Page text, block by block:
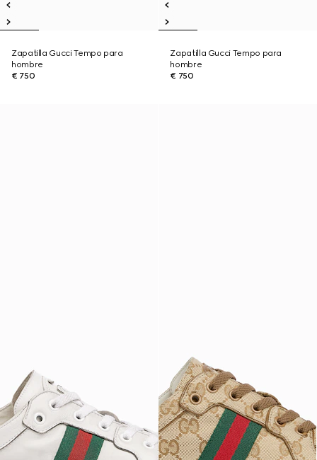
Zapatilla Gucci Tempo para
hombre
€ 750
Zapatilla Gucci Tempo para
hombre
€ 750